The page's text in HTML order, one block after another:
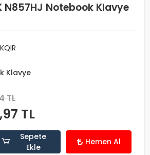
N857HJ Notebook Klavye
Klavye
TL
TL
Sepete
Ekle
Hemen Al